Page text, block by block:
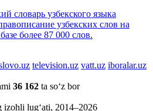
словарь узбекского языка
узбекских слов на
более 87 000 слов.
television.uz vatt.uz iboralar.uz
36 162 ta so‘z bor
lug‘ati, 2014–2026